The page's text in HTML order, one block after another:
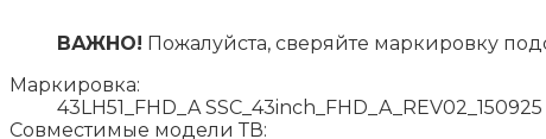
ВАЖНО! Пожалуйста, сверяйте маркировку
Маркировка:
43LH51_FHD_A
Совместимые модели ТВ: